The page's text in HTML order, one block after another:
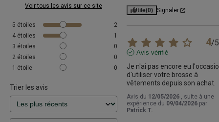
Voir tous les avis sur ce site
5 étoiles
2
4 étoiles
1
3 étoiles
0
2 étoiles
0
1 étoile 0
Trier les avis
Utile(0) Signaler
4/5
Avis vérifié
Je n'ai pas encore eu
d'utiliser votre brosse à
vêtements depuis son achat.
Avis du 12/05/2026 , suite à une
expérience du 09/04/2026 par
Patrick T.